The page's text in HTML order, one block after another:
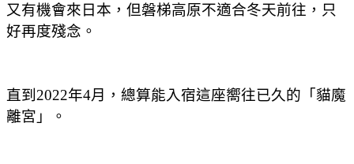
又有機會來日本，但磐梯高原不適合冬天前往，只
好再度殘念。
直到2022年4月，總算能入宿這座嚮往已久的「貓魔
離宮」。